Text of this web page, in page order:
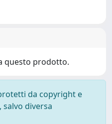
questo prodotto.
da copyright e
diversa